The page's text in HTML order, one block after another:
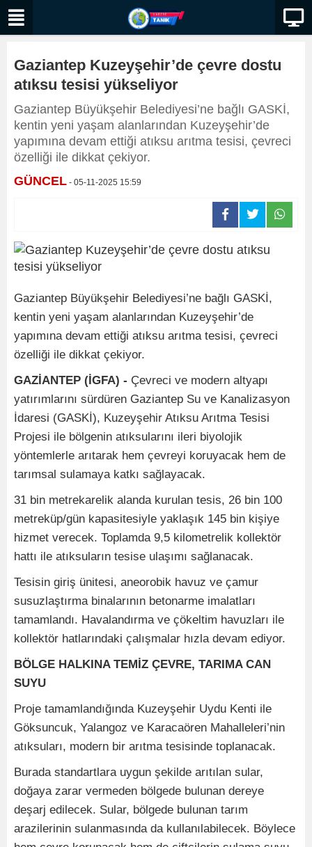
Gaziantep Kuzeyşehir’de çevre dostu
atıksu tesisi yükseliyor
Gaziantep Büyükşehir Belediyesi’ne bağlı GASKİ,
kentin yeni yaşam alanlarından Kuzeyşehir’de
yapımına devam ettiği atıksu arıtma tesisi, çevreci
özelliği ile dikkat çekiyor.
GÜNCEL - 05-11-2025 15:59
Gaziantep Büyükşehir Belediyesi’ne bağlı GASKİ,
kentin yeni yaşam alanlarından Kuzeyşehir’de
yapımına devam ettiği atıksu arıtma tesisi, çevreci
özelliği ile dikkat çekiyor.
GAZİANTEP (İGFA) - Çevreci ve modern altyapı
yatırımlarını sürdüren Gaziantep Su ve Kanalizasyon
İdaresi (GASKİ), Kuzeyşehir Atıksu Arıtma Tesisi
Projesi ile bölgenin atıksularını ileri biyolojik
yöntemlerle arıtarak hem çevreyi koruyacak hem de
tarımsal sulamaya katkı sağlayacak.
31 bin metrekarelik alanda kurulan tesis, 26 bin 100
metreküp/gün kapasitesiyle yaklaşık 145 bin kişiye
hizmet verecek. Toplamda 9,5 kilometrelik kollektör
hattı ile atıksuların tesise ulaşımı sağlanacak.
Tesisin giriş ünitesi, aneorobik havuz ve çamur
susuzlaştırma binalarının betonarme imalatları
tamamlandı. Havalandırma ve çökeltim havuzları ile
kollektör hatlarındaki çalışmalar hızla devam ediyor.
BÖLGE HALKINA TEMİZ ÇEVRE, TARIMA CAN
SUYU
Proje tamamlandığında Kuzeyşehir Uydu Kenti ile
Göksuncuk, Yalangoz ve Karacaören Mahalleleri’nin
atıksuları, modern bir arıtma tesisinde toplanacak.
Burada standartlara uygun şekilde arıtılan sular,
doğaya zarar vermeden bölgede bulunan dereye
deşarj edilecek. Sular, bölgede bulunan tarım
arazilerinin sulanmasında da kullanılabilecek. Böylece